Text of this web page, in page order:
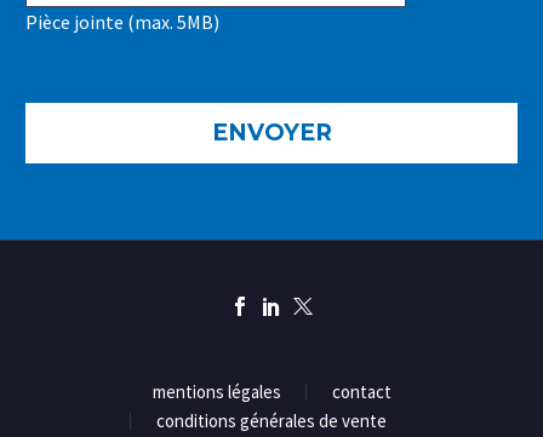
Pièce jointe (max. 5MB)
mentions légales
contact
conditions générales de vente